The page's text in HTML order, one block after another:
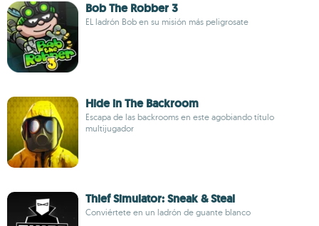
Bob The Robber 3
EL ladrón Bob en su misión más peligrosate
Hide in The Backroom
Escapa de las backrooms en este agobiando título
multijugador
Thief Simulator: Sneak & Steal
Conviértete en un ladrón de guante blanco